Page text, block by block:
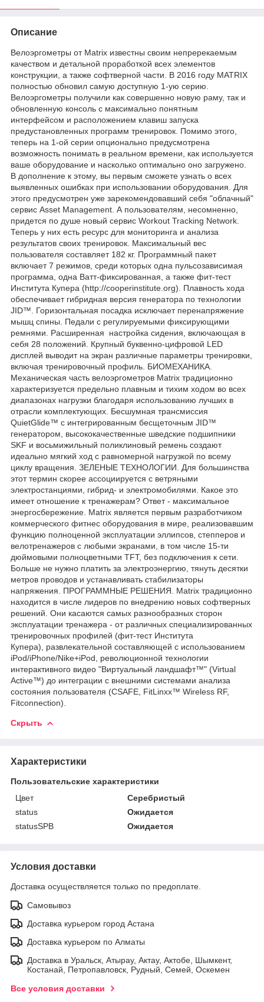
Описание
Велоэргометры от Matrix известны своим непререкаемым
качеством и детальной проработкой всех элементов
конструкции, а также софтверной части. В 2016 году MATRIX
полностью обновил самую доступную 1-ую серию.
Велоэргометры получили как совершенно новую раму, так и
обновленную консоль с максимально понятным
интерфейсом и расположением клавиш запуска
предустановленных программ тренировок. Помимо этого,
теперь на 1-ой серии опционально предусмотрена
возможность понимать в реальном времени, как используется
ваше оборудование и насколько оптимально оно загружено.
В дополнение к этому, вы первым сможете узнать о всех
выявленных ошибках при использовании оборудования. Для
этого предусмотрен уже зарекомендовавший себя "облачный"
сервис Asset Management. А пользователям, несомненно,
придется по душе новый сервис Workout Tracking Network.
Теперь у них есть ресурс для мониторинга и анализа
результатов своих тренировок. Максимальный вес
пользователя составляет 182 кг. Программный пакет
включает 7 режимов, среди которых одна пульсозависимая
программа, одна Ватт-фиксированная, а также фит-тест
Института Купера (http://cooperinstitute.org). Плавность хода
обеспечивает гибридная версия генератора по технологии
JID™. Горизонтальная посадка исключает перенапряжение
мышц спины. Педали с регулируемыми фиксирующими
ремнями. Расширенная настройка сидения, включающая в
себя 28 положений. Крупный буквенно-цифровой LED
дисплей выводит на экран различные параметры тренировки,
включая тренировочный профиль. БИОМЕХАНИКА.
Механическая часть велоэргометров Matrix традиционно
характеризуется предельно плавным и тихим ходом во всех
диапазонах нагрузки благодаря использованию лучших в
отрасли комплектующих. Бесшумная трансмиссия
QuietGlide™ с интегрированным беcщеточным JID™
генератором, высококачественные шведские подшипники
SKF и восьмижильный поликлиновый ремень создают
идеально мягкий ход с равномерной нагрузкой по всему
циклу вращения. ЗЕЛЕНЫЕ ТЕХНОЛОГИИ. Для большинства
этот термин скорее ассоциируется с ветряными
электростанциями, гибрид- и электромобилями. Какое это
имеет отношение к тренажерам? Ответ - максимальное
энергосбережение. Matrix является первым разработчиком
коммерческого фитнес оборудования в мире, реализовавшим
функцию полноценной эксплуатации эллипсов, степперов и
велотренажеров с любыми экранами, в том числе 15-ти
дюймовыми полноцветными TFT, без подключения к сети.
Больше не нужно платить за электроэнергию, тянуть десятки
метров проводов и устанавливать стабилизаторы
напряжения. ПРОГРАММНЫЕ РЕШЕНИЯ. Matrix традиционно
находится в числе лидеров по внедрению новых софтверных
решений. Они касаются самых разнообразных сторон
эксплуатации тренажера - от различных специализированных
тренировочных профилей (фит-тест Института
Купера), развлекательной составляющей с использованием
iPod/iPhone/Nike+iPod, революционной технологии
интерактивного видео "Виртуальный ландшафт™" (Virtual
Active™) до интеграции с внешними системами анализа
состояния пользователя (CSAFE, FitLinxx™ Wireless RF,
Fitconnection).
Скрыть
Характеристики
Пользовательские характеристики
Цвет
Серебристый
status
Ожидается
statusSPB
Ожидается
Условия доставки
Доставка осуществляется только по предоплате.
Самовывоз
Доставка курьером город Астана
Доставка курьером по Алматы
Доставка в Уральск, Атырау, Актау, Актобе, Шымкент,
Костанай, Петропавловск, Рудный, Семей, Оскемен
Все условия доставки